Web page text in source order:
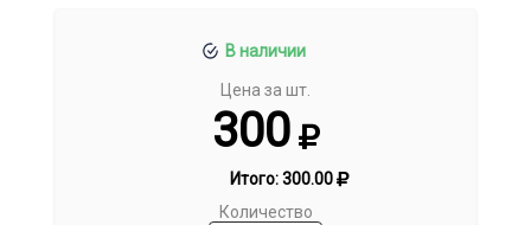
В наличии
Цена за шт.
300
Итого:300.00
Количество